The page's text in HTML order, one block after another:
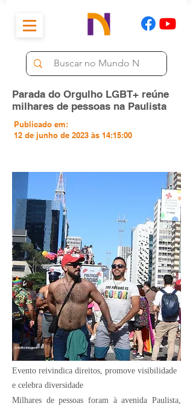
Parada do Orgulho LGBT+ reúne
milhares de pessoas na Paulista
Publicado em:
12 de junho de 2023 às 14:15:00
Crédito Imagem:
Evento reivindica direitos, promove visibilidade
e celebra diversidade
Milhares de pessoas foram à avenida Paulista,